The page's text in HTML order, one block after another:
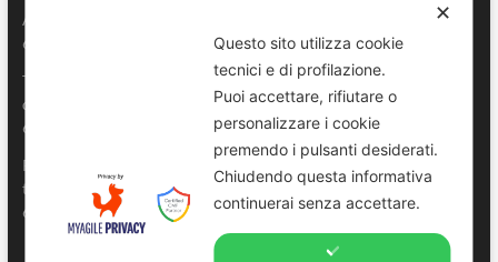
ANVU TG | Edizione del 06.08.2026
6 Agosto 2026
Terrasini 2026: aperte le pre-iscrizioni al 6° Convegno Regionale
delle Polizie Locali Siciliane
6 Agosto 2026
Pescara, comandante della Polizia Locale di Spoltore salva un
turista colto da malore in mare
6 Agosto 2026
✕
Questo sito utilizza cookie
tecnici e di profilazione.
Puoi accettare, rifiutare o
personalizzare i cookie
premendo i pulsanti desiderati.
Chiudendo questa informativa
continuerai senza accettare.